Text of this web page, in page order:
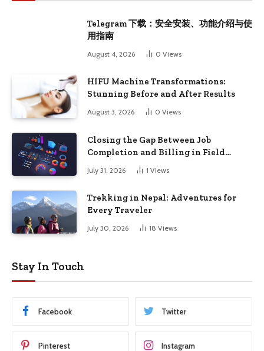
Telegram 下载：安全安装、功能介绍与使
用指南
August 4, 2026 0 Views
HIFU Machine Transformations:
Stunning Before and After Results
August 3, 2026 0 Views
Closing the Gap Between Job
Completion and Billing in Field
July 31, 2026 1 Views
Trekking in Nepal: Adventures for
Every Traveler
July 30, 2026 18 Views
Stay In Touch
Facebook Twitter
Pinterest Instagram